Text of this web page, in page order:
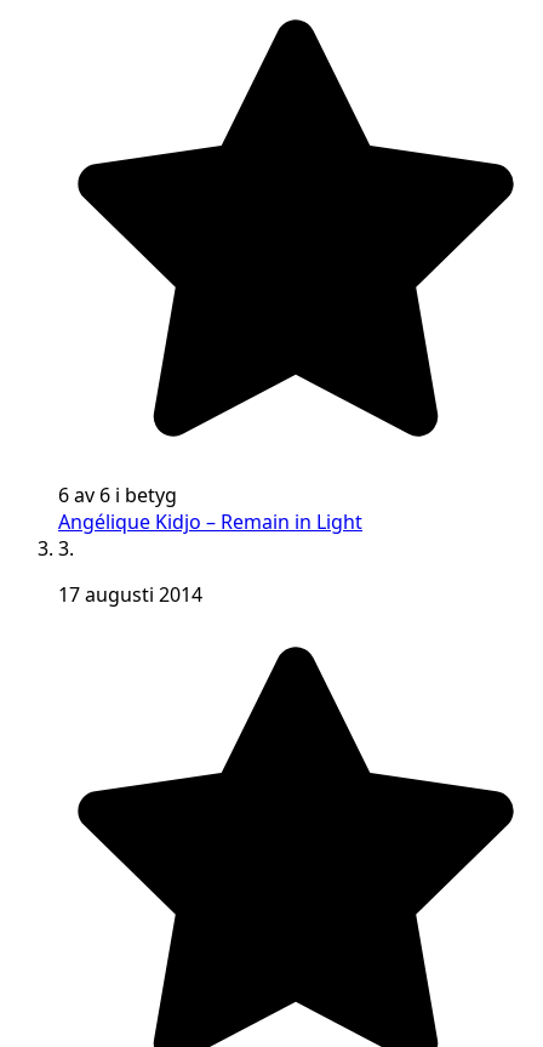
6 av 6 i betyg
Angélique Kidjo – Remain in Light
3.
17 augusti 2014